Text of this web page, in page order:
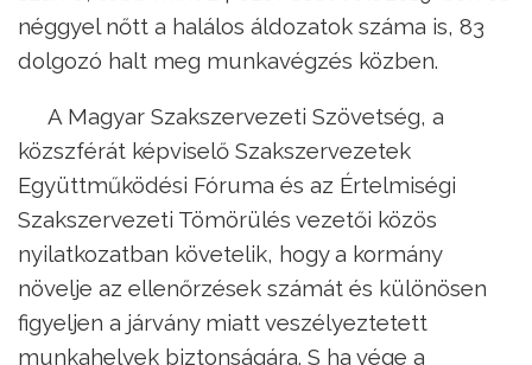
néggyel nőtt a halálos áldozatok száma is, 83
dolgozó halt meg munkavégzés közben.
A Magyar Szakszervezeti Szövetség, a
közszférát képviselő Szakszervezetek
Együttműködési Fóruma és az Értelmiségi
Szakszervezeti Tömörülés vezetői közös
nyilatkozatban követelik, hogy a kormány
növelje az ellenőrzések számát és különösen
figyeljen a járvány miatt veszélyeztetett
munkahelyek biztonságára. S ha vége a